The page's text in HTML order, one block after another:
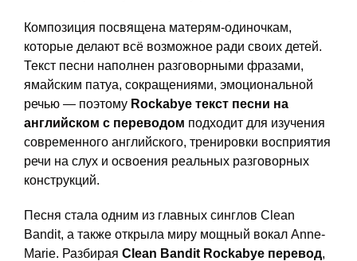
Композиция посвящена матерям-одиночкам,
которые делают всё возможное ради своих детей.
Текст песни наполнен разговорными фразами,
ямайским патуа, сокращениями, эмоциональной
речью — поэтому Rockabye текст песни на
английском с переводом подходит для изучения
современного английского, тренировки восприятия
речи на слух и освоения реальных разговорных
конструкций.
Песня стала одним из главных синглов Clean
Bandit, а также открыла миру мощный вокал Anne-
Marie. Разбирая Clean Bandit Rockabye перевод,